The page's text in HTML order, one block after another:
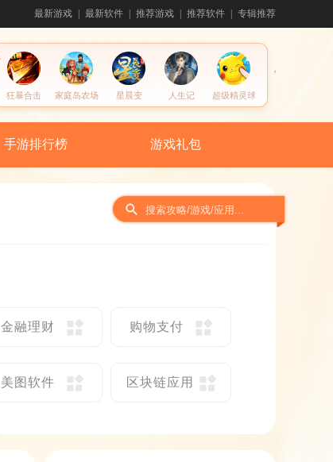
最新游戏 最新软件 推荐游戏 推荐软件 专辑推荐
狂暴合击 家庭岛农场 星晨变 人生记 超级精灵球
手游排行榜 游戏礼包
金融理财 购物支付
美图软件 区块链应用